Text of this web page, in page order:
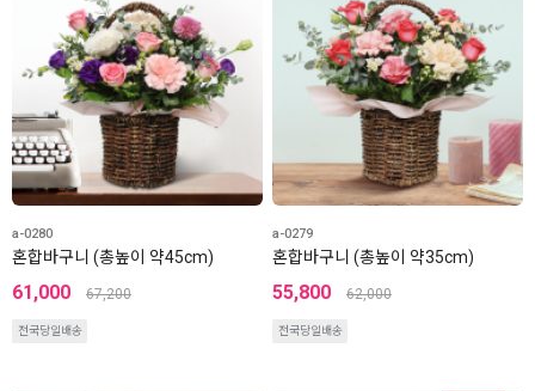
a-0280
혼합바구니 (총높이 약45cm)
61,000 67,200
전국당일배송
a-0279
혼합바구니 (총높이 약35cm)
55,800 62,000
전국당일배송